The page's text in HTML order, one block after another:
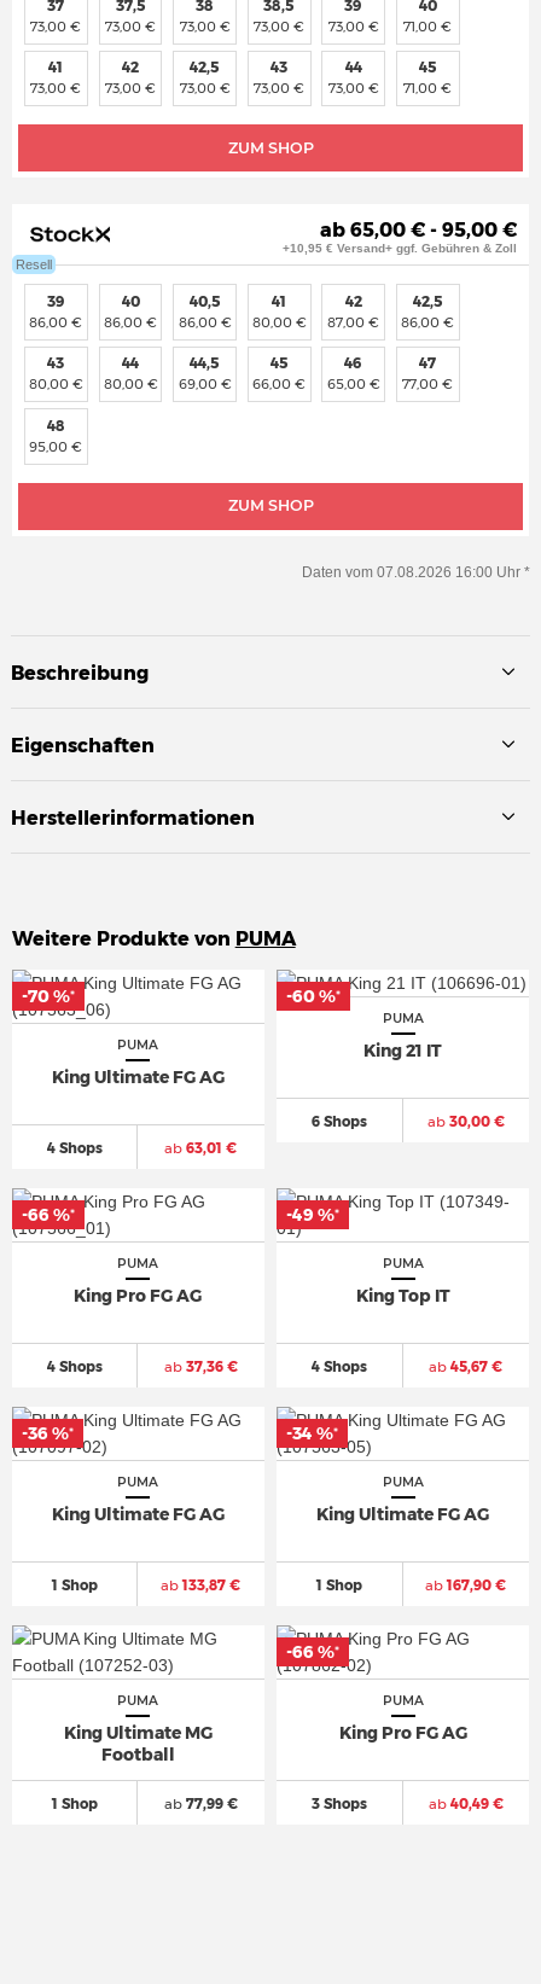
ZUM SHOP
37
73,00 €
37,5
73,00 €
38
73,00 €
38,5
73,00 €
39
73,00 €
40
71,00 €
41
73,00 €
42
73,00 €
42,5
73,00 €
43
73,00 €
44
73,00 €
45
71,00 €
Resell
ab 65,00 € - 95,00 €
+10,95 € Versand+ ggf. Gebühren & Zoll
ZUM SHOP
39
86,00 €
40
86,00 €
40,5
86,00 €
41
80,00 €
42
87,00 €
42,5
86,00 €
43
80,00 €
44
80,00 €
44,5
69,00 €
45
66,00 €
46
65,00 €
47
77,00 €
48
95,00 €
Daten vom 07.08.2026 16:00 Uhr *
Beschreibung
Eigenschaften
Herstellerinformationen
Weitere Produkte von PUMA
PUMA
King Ultimate FG AG
4 Shops ab 63,01 €
-70 %*
-70 %*
PUMA
King 21 IT
6 Shops ab30,00 €
-60 %*
-60 %*
PUMA
King Pro FG AG
4 Shops ab37,36 €
-66 %*
-66 %*
PUMA
King Top IT
4 Shops ab 45,67 €
-49 %*
-49 %*
PUMA
King Ultimate FG AG
1 Shop ab133,87 €
-36 %*
-36 %*
PUMA
King Ultimate FG AG
1 Shop ab167,90 €
-34 %*
-34 %*
PUMA
King Ultimate MG
Football
1 Shop ab77,99 €
PUMA
King Pro FG AG
3 Shops ab40,49 €
-66 %*
-66 %*